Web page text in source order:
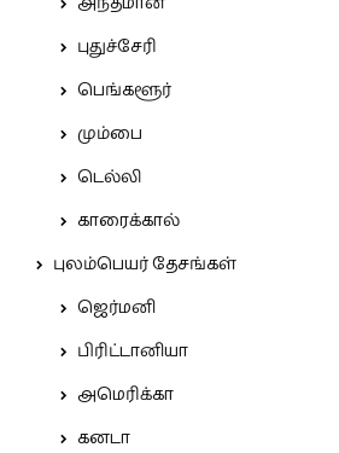
புதுச்சேரி
பெங்களூர்
மும்பை
டெல்லி
காரைக்கால்
புலம்பெயர் தேசங்கள்
ஜெர்மனி
பிரிட்டானியா
அமெரிக்கா
கனடா